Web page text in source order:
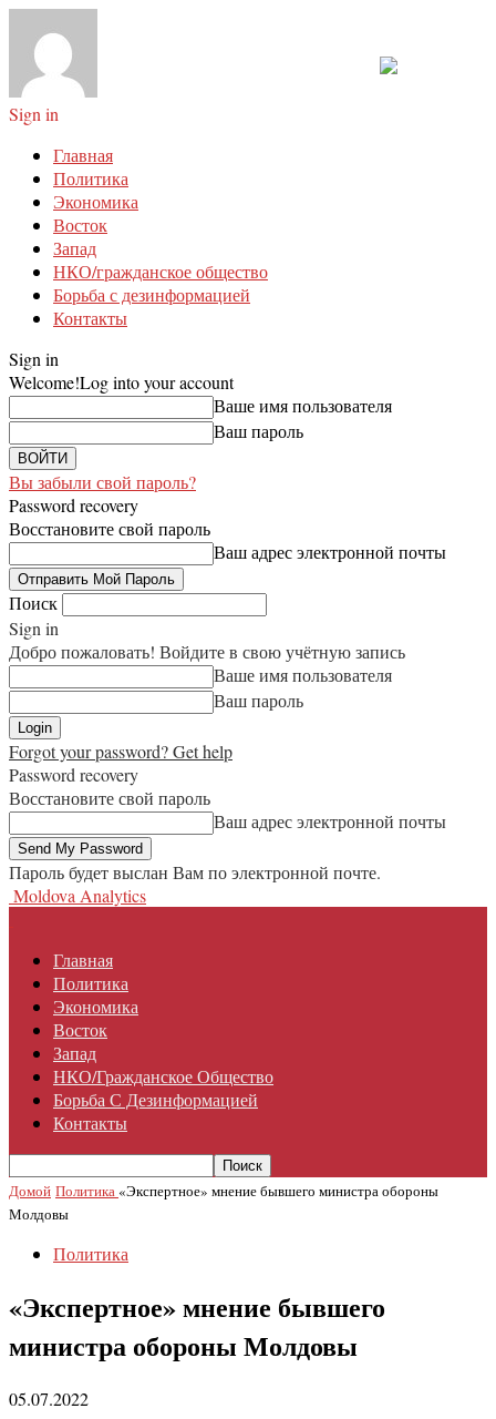
Sign in
Главная
Политика
Экономика
Восток
Запад
НКО/гражданское общество
Борьба с дезинформацией
Контакты
Sign in
Welcome!Log into your account
Ваше имя пользователя
Ваш пароль
Вы забыли свой пароль?
Password recovery
Восстановите свой пароль
Ваш адрес электронной почты
Поиск
Sign in
Добро пожаловать! Войдите в свою учётную запись
Ваше имя пользователя
Ваш пароль
Forgot your password? Get help
Password recovery
Восстановите свой пароль
Ваш адрес электронной почты
Пароль будет выслан Вам по электронной почте.
Moldova Analytics
Главная
Политика
Экономика
Восток
Запад
НКО/гражданское Общество
Борьба С Дезинформацией
Контакты
Домой Политика «Экспертное» мнение бывшего министра обороны
Молдовы
Политика
«Экспертное» мнение бывшего
министра обороны Молдовы
05.07.2022